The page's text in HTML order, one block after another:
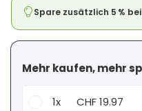
Spare zusätzlich 5 %
Mehr kaufen, mehr
1x CHF 19.97